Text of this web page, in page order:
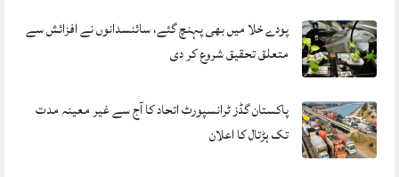
پودے خلا میں بھی پہنچ گئے، سائنسدانوں نے افزائش سے
متعلق تحقیق شروع کر دی
پاکستان گڈز ٹرانسپورٹ اتحاد کا آج سے غیر معینہ مدت
تک ہڑتال کا اعلان